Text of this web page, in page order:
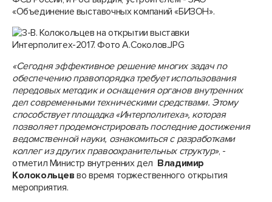
«Объединение выставочных компаний «БИЗОН».
«Сегодня эффективное решение многих задач по
обеспечению правопорядка требует использования
передовых методик и оснащения органов внутренних
дел современными техническими средствами. Этому
способствует площадка «Интерполитеха», которая
позволяет продемонстрировать последние достижения
ведомственной науки, ознакомиться с разработками
коллег из других правоохранительных структур», -
отметил Министр внутренних дел Владимир
Колокольцев во время торжественного открытия
мероприятия.